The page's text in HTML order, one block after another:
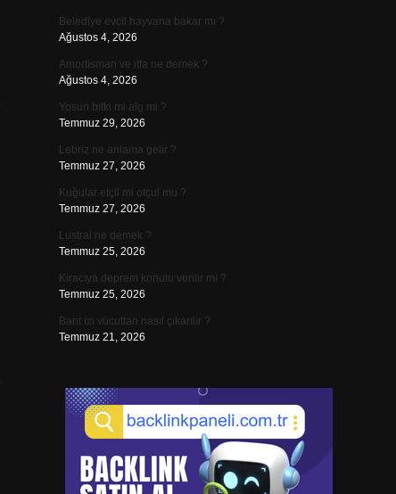
Belediye evcil hayvana bakar mı ?
Ağustos 4, 2026
Amortisman ve itfa ne demek ?
Ağustos 4, 2026
Yosun bitki mi alg mi ?
Temmuz 29, 2026
Lebriz ne anlama gelir ?
Temmuz 27, 2026
Kuğular etçil mi otçul mu ?
Temmuz 27, 2026
Lustral ne demek ?
Temmuz 25, 2026
Kiracıya deprem konutu verilir mi ?
Temmuz 25, 2026
Bant izi vücuttan nasıl çıkarılır ?
Temmuz 21, 2026